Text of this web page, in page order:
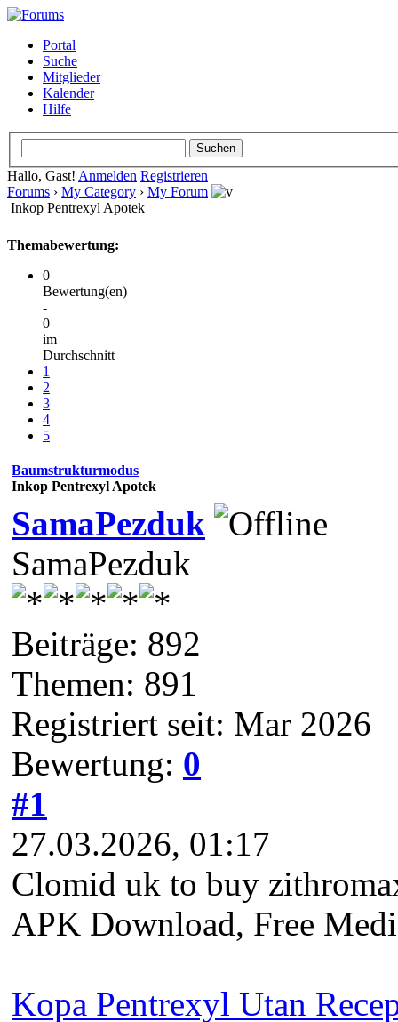
Portal
Suche
Mitglieder
Kalender
Hilfe
Hallo, Gast! Anmelden Registrieren
Forums › My Category › My Forum
Inkop Pentrexyl Apotek
Themabewertung:
0
Bewertung(en)
-
0
im
Durchschnitt
1
2
3
4
5
Baumstrukturmodus
Inkop Pentrexyl Apotek
SamaPezduk
SamaPezduk
Beiträge: 892
Themen: 891
Registriert seit: Mar 2026
Bewertung: 0
#1
27.03.2026, 01:17
Clomid uk to buy
APK Download, Free
Kopa Pentrexyl Utan